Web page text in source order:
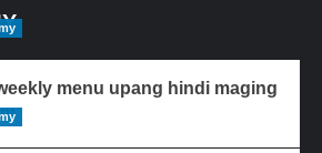
menu upang hindi maging